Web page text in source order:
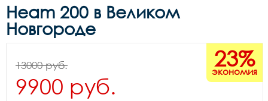
Heam 200 в Великом
Новгороде
23%
экономия
13000 руб.
9900 руб.